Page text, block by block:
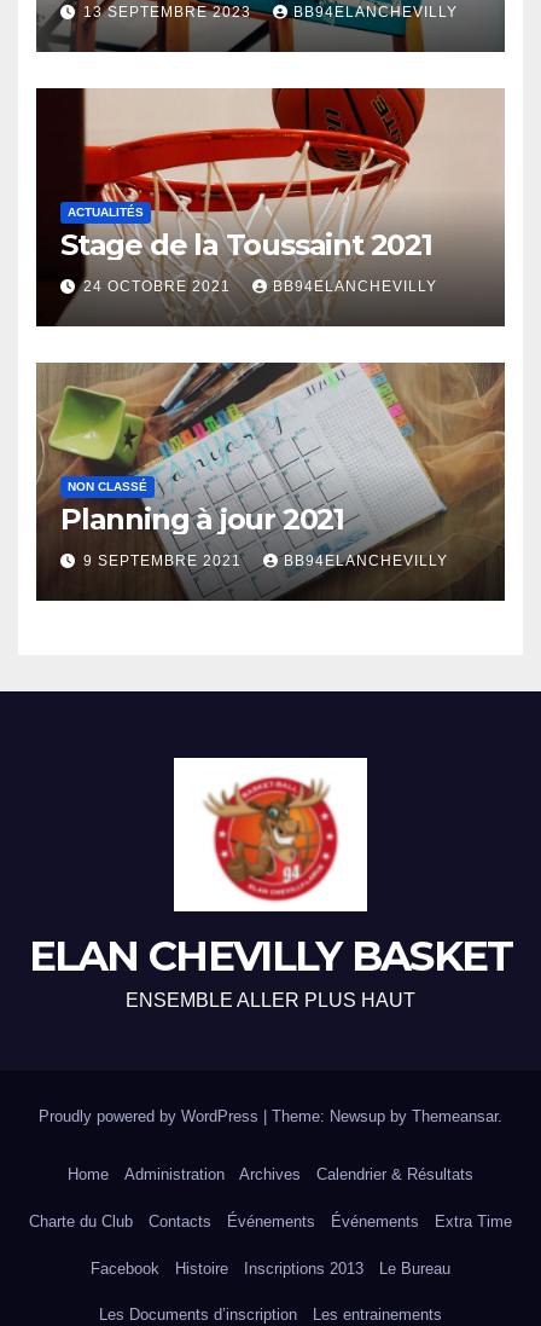
13 SEPTEMBRE 2023 BB94ELANCHEVILLY
ACTUALITÉS
Stage de la Toussaint 2021
24 OCTOBRE 2021 BB94ELANCHEVILLY
NON CLASSÉ
Planning à jour 2021
9 SEPTEMBRE 2021 BB94ELANCHEVILLY
ELAN CHEVILLY BASKET
ENSEMBLE ALLER PLUS HAUT
Proudly powered by WordPress | Theme: Newsup by Themeansar.
Home Administration Archives Calendrier & Résultats
Charte du Club Contacts Événements Événements Extra Time
Facebook Histoire Inscriptions 2013 Le Bureau
Les Documents d’inscription Les entrainements